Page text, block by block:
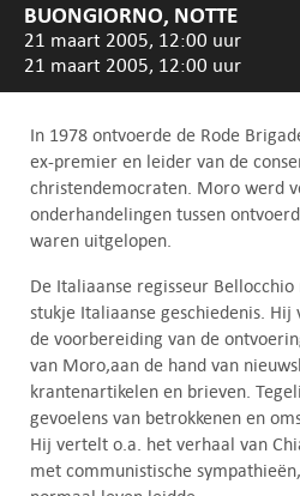
BUONGIORNO, NOTTE
21 maart 2005, 12:00 uur
21 maart 2005, 12:00 uur
In 1978 ontvoerde de Rode
ex-premier en leider van de
christendemocraten. Moro werd
onderhandelingen tussen
waren uitgelopen.
De Italiaanse regisseur
stukje Italiaanse geschiedenis.
de voorbereiding van de
van Moro,aan de hand van
krantenartikelen en brieven.
gevoelens van betrokkenen en
Hij vertelt o.a. het verhaal van
met communistische